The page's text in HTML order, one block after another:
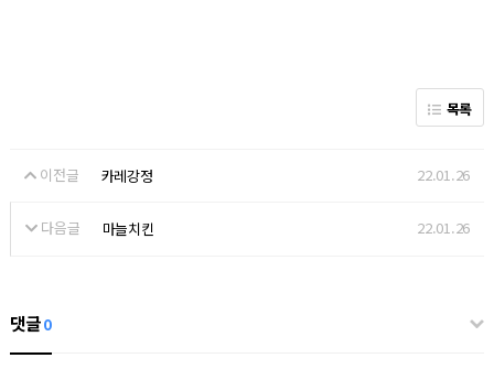
목록
이전글 카레강정 22.01.26
다음글 마늘치킨 22.01.26
댓글0